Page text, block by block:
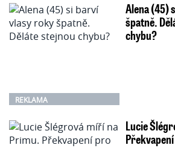
REKLAMA
Alena (45)
špatně.
chybu?
Lucie